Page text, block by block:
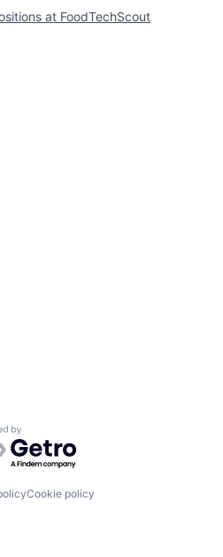
at FoodTechScout
by Getro.com
Cookie policy